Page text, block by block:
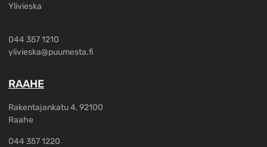
Ylivieska
044 357 1210
ylivieska@puumesta.fi
RAAHE
Rakentajankatu 4, 92100
Raahe
044 357 1220